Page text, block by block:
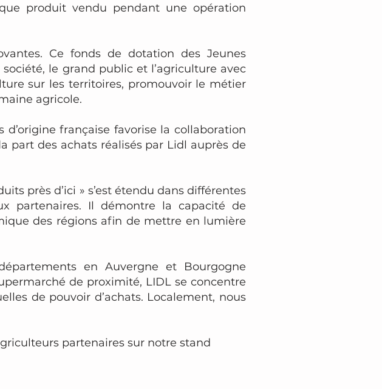
produit vendu pendant une opération
Ce fonds de dotation des Jeunes
le grand public et l’agriculture avec
sur les territoires, promouvoir le métier
agricole.
d’origine française favorise la collaboration
part des achats réalisés par Lidl auprès de
près d’ici » s’est étendu dans différentes
partenaires. Il démontre la capacité de
des régions afin de mettre en lumière
en Auvergne et Bourgogne
de proximité, LIDL se concentre
de pouvoir d’achats. Localement, nous
partenaires sur notre stand